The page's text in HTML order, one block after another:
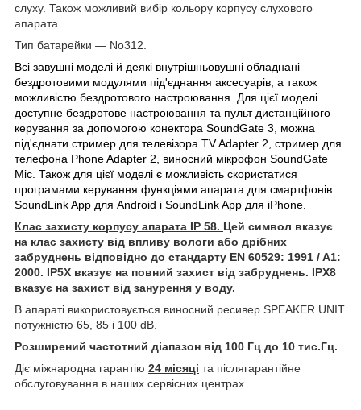
слуху. Також можливий вибір кольору корпусу слухового
апарата.
Тип батарейки — No312.
Всі завушні моделі й деякі внутрішньовушні обладнані
бездротовими модулями під'єднання аксесуарів, а також
можливістю бездротового настроювання. Для цієї моделі
доступне бездротове настроювання та пульт дистанційного
керування за допомогою конектора SoundGate 3, можна
під'єднати стример для телевізора TV Adapter 2, стример для
телефона Phone Adapter 2, виносний мікрофон SoundGate
Mic. Також для цієї моделі є можливість скористатися
програмами керування функціями апарата для смартфонів
SoundLink App для Android і SoundLink App для iPhone.
Клас захисту корпусу апарата IP 58. Цей символ вказує
на клас захисту від впливу вологи або дрібних
забруднень відповідно до стандарту EN 60529: 1991 / A1:
2000. IP5X вказує на повний захист від забруднень. IPX8
вказує на захист від занурення у воду.
В апараті використовується виносний ресивер SPEAKER UNIT
потужністю 65, 85 і 100 dB.
Розширений частотний діапазон від 100 Гц до 10 тис.Гц.
Діє міжнародна гарантію 24 місяці та післягарантійне
обслуговування в наших сервісних центрах.